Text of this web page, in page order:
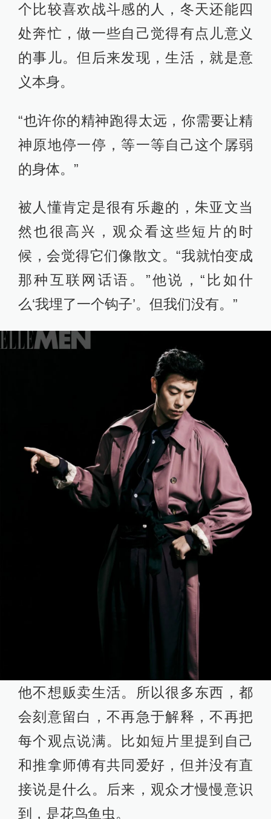
个比较喜欢战斗感的人，冬天还能四
处奔忙，做一些自己觉得有点儿意义
的事儿。但后来发现，生活，就是意
义本身。
“也许你的精神跑得太远，你需要让精
神原地停一停，等一等自己这个孱弱
的身体。”
被人懂肯定是很有乐趣的，朱亚文当
然也很高兴，观众看这些短片的时
候，会觉得它们像散文。“我就怕变成
那种互联网话语。”他说，“比如什
么‘我埋了一个钩子’。但我们没有。”
他不想贩卖生活。所以很多东西，都
会刻意留白，不再急于解释，不再把
每个观点说满。比如短片里提到自己
和推拿师傅有共同爱好，但并没有直
接说是什么。后来，观众才慢慢意识
到，是花鸟鱼虫。